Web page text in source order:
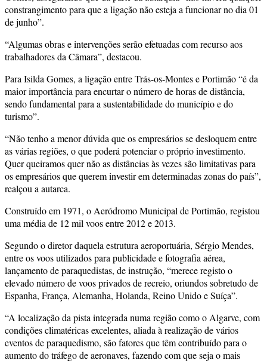
constrangimento para que a ligação não esteja a funcionar no dia 01
de junho”.
“Algumas obras e intervenções serão efetuadas com recurso aos
trabalhadores da Câmara”, destacou.
Para Isilda Gomes, a ligação entre Trás-os-Montes e Portimão “é da
maior importância para encurtar o número de horas de distância,
sendo fundamental para a sustentabilidade do município e do
turismo”.
“Não tenho a menor dúvida que os empresários se desloquem entre
as várias regiões, o que poderá potenciar o próprio investimento.
Quer queiramos quer não as distâncias às vezes são limitativas para
os empresários que querem investir em determinadas zonas do país”,
realçou a autarca.
Construído em 1971, o Aeródromo Municipal de Portimão, registou
uma média de 12 mil voos entre 2012 e 2013.
Segundo o diretor daquela estrutura aeroportuária, Sérgio Mendes,
entre os voos utilizados para publicidade e fotografia aérea,
lançamento de paraquedistas, de instrução, “merece registo o
elevado número de voos privados de recreio, oriundos sobretudo de
Espanha, França, Alemanha, Holanda, Reino Unido e Suíça”.
“A localização da pista integrada numa região como o Algarve, com
condições climatéricas excelentes, aliada à realização de vários
eventos de paraquedismo, são fatores que têm contribuído para o
aumento do tráfego de aeronaves, fazendo com que seja o mais